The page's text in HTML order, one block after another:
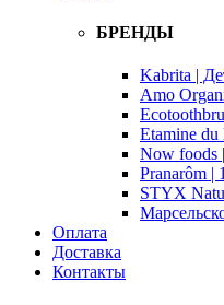
БРЕНДЫ
Kabrita |
Amo
Etamine du
Now
Pranarôm |
STYX
Оплата
Доставка
Контакты